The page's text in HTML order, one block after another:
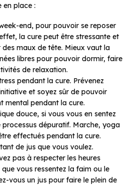
en place :
end, pour pouvoir se reposer
la cure peut être stressante et
maux de tête. Mieux vaut la
libres pour pouvoir dormir, faire
de relaxation.
pendant la cure. Prévenez
et soyez sûr de pouvoir
mental pendant la cure.
douce, si vous vous en sentez
dépuratif. Marche, yoga
effectués pendant la cure.
de jus que vous voulez.
pas à respecter les heures
vous ressentez la faim ou le
vous un jus pour faire le plein de